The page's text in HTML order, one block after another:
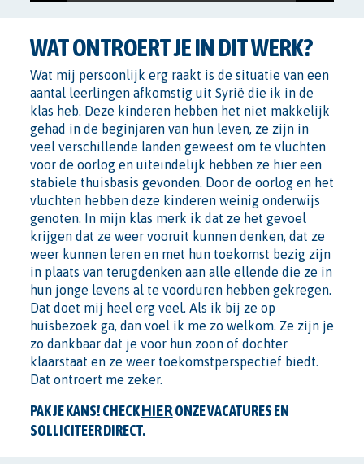
WAT ONTROERT JE IN DIT WERK?
Wat mij persoonlijk erg raakt is de situatie van een
aantal leerlingen afkomstig uit Syrië die ik in de
klas heb. Deze kinderen hebben het niet makkelijk
gehad in de beginjaren van hun leven, ze zijn in
veel verschillende landen geweest om te vluchten
voor de oorlog en uiteindelijk hebben ze hier een
stabiele thuisbasis gevonden. Door de oorlog en het
vluchten hebben deze kinderen weinig onderwijs
genoten. In mijn klas merk ik dat ze het gevoel
krijgen dat ze weer vooruit kunnen denken, dat ze
weer kunnen leren en met hun toekomst bezig zijn
in plaats van terugdenken aan alle ellende die ze in
hun jonge levens al te voorduren hebben gekregen.
Dat doet mij heel erg veel. Als ik bij ze op
huisbezoek ga, dan voel ik me zo welkom. Ze zijn je
zo dankbaar dat je voor hun zoon of dochter
klaarstaat en ze weer toekomstperspectief biedt.
Dat ontroert me zeker.
PAK JE KANS! CHECKHIERONZE VACATURES EN
SOLLICITEER DIRECT.